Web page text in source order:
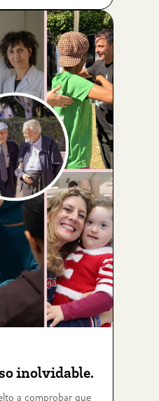
inolvidable.
a comprobar que